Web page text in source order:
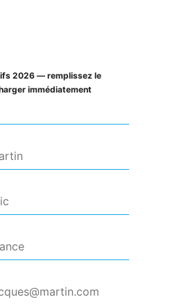
2026 — remplissez le
immédiatement